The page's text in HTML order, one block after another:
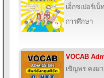
เอ็กซเปอร์เ
การศึกษา
VOCAB
เชิญพร คงม